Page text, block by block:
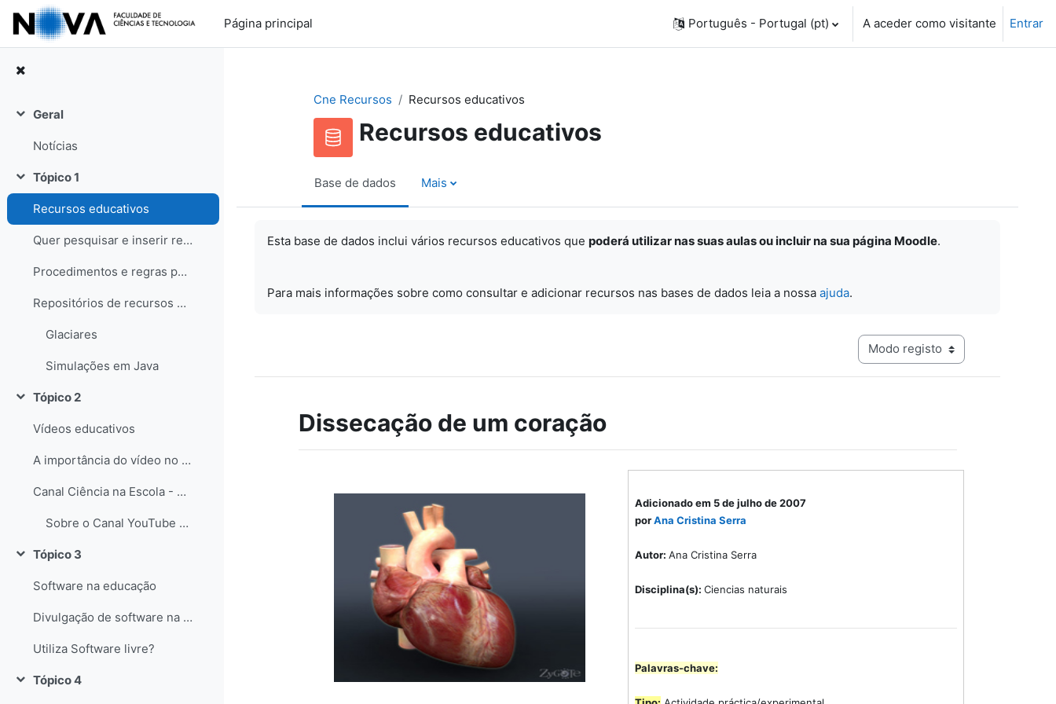
Ir para o conteúdo principal
Página principal
Português - Portugal ‎(pt)‎ A aceder como visitante Entrar
Contrair
Geral
Notícias
Contrair
Tópico 1
Recursos educativos
Quer pesquisar e inserir recursos? Saiba como!
Procedimentos e regras para os recursos
Repositórios de recursos educativos
Glaciares
Simulações em Java
Contrair
Tópico 2
Vídeos educativos
A importância do vídeo no Ensino das Ciências
Canal Ciência na Escola - YouTube
Sobre o Canal YouTube Ciência na Escola
Contrair
Tópico 3
Software na educação
Divulgação de software na educação
Utiliza Software livre?
Contrair
Tópico 4
Cne Recursos Recursos educativos
Recursos educativos
Base de dados Mais
Esta base de dados inclui vários recursos educativos que poderá utilizar nas suas aulas ou incluir na sua página Moodle.
Para mais informações sobre como consultar e adicionar recursos nas bases de dados leia a nossa ajuda.
Navegação terciária do modo de visualização
Dissecação de um coração
Adicionado em 5 de julho de 2007
porAna Cristina Serra
Autor: Ana Cristina Serra
Disciplina(s): Ciencias naturais
Palavras-chave: